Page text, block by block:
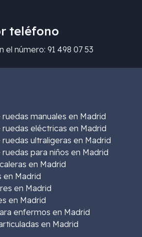
teléfono
el número: 91 498 07 53
manuales en Madrid
ruedas eléctricas en Madrid
ruedas ultraligeras en Madrid
para niños en Madrid
en Madrid
en Madrid
en Madrid
en Madrid
enfermos en Madrid
en Madrid